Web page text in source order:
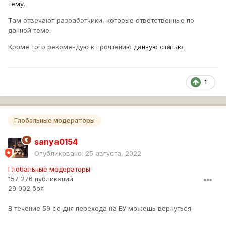
тему.
Там отвечают разработчики, которые ответственные по
данной теме.
Кроме того рекомендую к прочтению данную статью.
1
Глобальные модераторы
sanya0154
Опубликовано: 25 августа, 2022
Глобальные модераторы
157 276 публикаций
29 002 боя
В течение 59 со дня перехода на ЕУ можешь вернуться